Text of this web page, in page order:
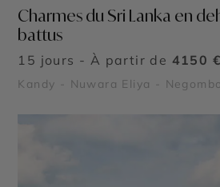
Charmes du Sri Lanka en
battus
15 jours - À partir de 4150 €
Kandy - Nuwara Eliya -